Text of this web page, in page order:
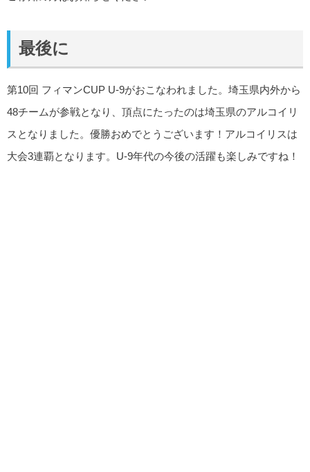
最後に
第10回 フィマンCUP U-9がおこなわれました。埼玉県内外から
48チームが参戦となり、頂点にたったのは埼玉県のアルコイリ
スとなりました。優勝おめでとうございます！アルコイリスは
大会3連覇となります。U-9年代の今後の活躍も楽しみですね！